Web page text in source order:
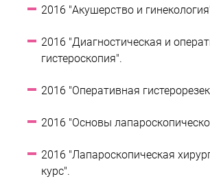
2016 "Акушерство и
2016 "Диагностическая и
гистероскопия".
2016 "Оперативная
2016 "Основы
2016 "Лапароскопическая
курс".